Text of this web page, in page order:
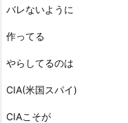
バレないように
作ってる
やらしてるのは
CIA(米国スパイ)
CIAこそが